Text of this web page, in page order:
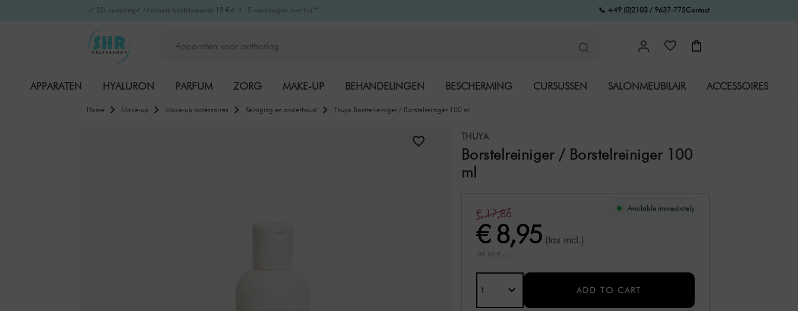
✓ SSL-codering ✓ Minimale bestelwaarde 19 € ✓ 4 - 5 werkdagen levertijd** 📞 +49 (0)2103 / 9637-775Contact
APPARATEN HYALURON PARFUM ZORG MAKE-UP BEHANDELINGEN BESCHERMING CURSUSSEN SALONMEUBILAIR ACCESSOIRES
K-BEAUTY MERKEN
Home Make-up Make-up accessoires Reiniging en onderhoud Thuya Borstelreiniger / Borstelreiniger 100 ml
THUYA
Borstelreiniger / Borstelreiniger 100
ml
€ 17,86
€ 8,95 (tax incl.)
(89,50 € / L)
Available immediately
ADD TO CART